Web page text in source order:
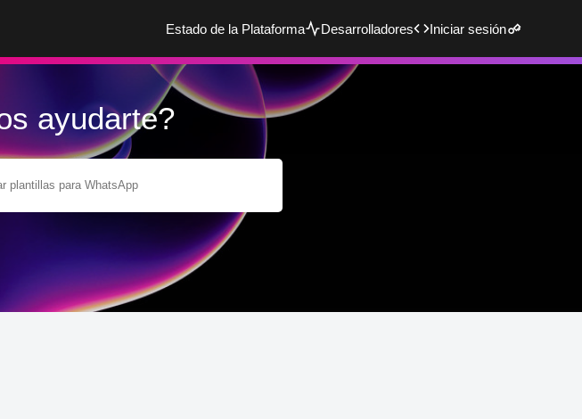
Estado de la Plataforma Desarrolladores Iniciar sesión
ayudarte?